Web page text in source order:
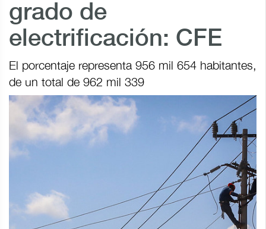
grado de
electrificación: CFE
El porcentaje representa 956 mil 654 habitantes,
de un total de 962 mil 339